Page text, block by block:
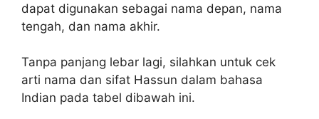
dapat digunakan sebagai nama depan, nama
tengah, dan nama akhir.
Tanpa panjang lebar lagi, silahkan untuk cek
arti nama dan sifat Hassun dalam bahasa
Indian pada tabel dibawah ini.